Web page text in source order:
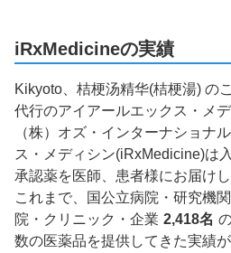
iRxMedicineの実績
Kikyoto、桔梗汤精华(桔梗湯) の
代行のアイアールエックス・メデ
（株）オズ・インターナショナ
ス・メディシン(iRxMedicine)は
承認薬を医師、患者様にお届けし
これまで、国公立病院・研究機関
院・クリニック・企業 2,418名
数の医薬品を提供してきた実績